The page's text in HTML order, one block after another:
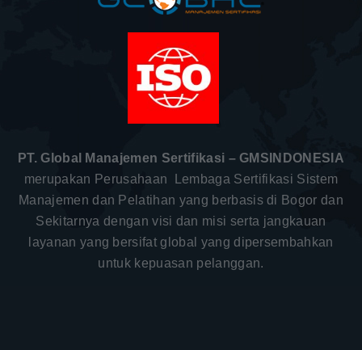
PT. Global Manajemen Sertifikasi – GMSINDONESIA
merupakan Perusahaan Lembaga Sertifikasi Sistem
Manajemen dan Pelatihan yang berbasis di Bogor dan
Sekitarnya dengan visi dan misi serta jangkauan
layanan yang bersifat global yang dipersembahkan
untuk kepuasan pelanggan.